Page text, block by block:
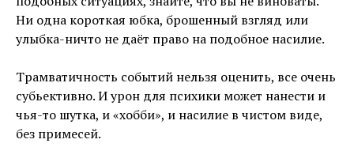
Ни одна короткая юбка, брошенный взгляд или
улыбка-ничто не даёт право на подобное насилие.
Трамватичность событий нельзя оценить, все очень
субьективно. И урон для психики может нанести и
чья-то шутка, и «хобби», и насилие в чистом виде,
без примесей.